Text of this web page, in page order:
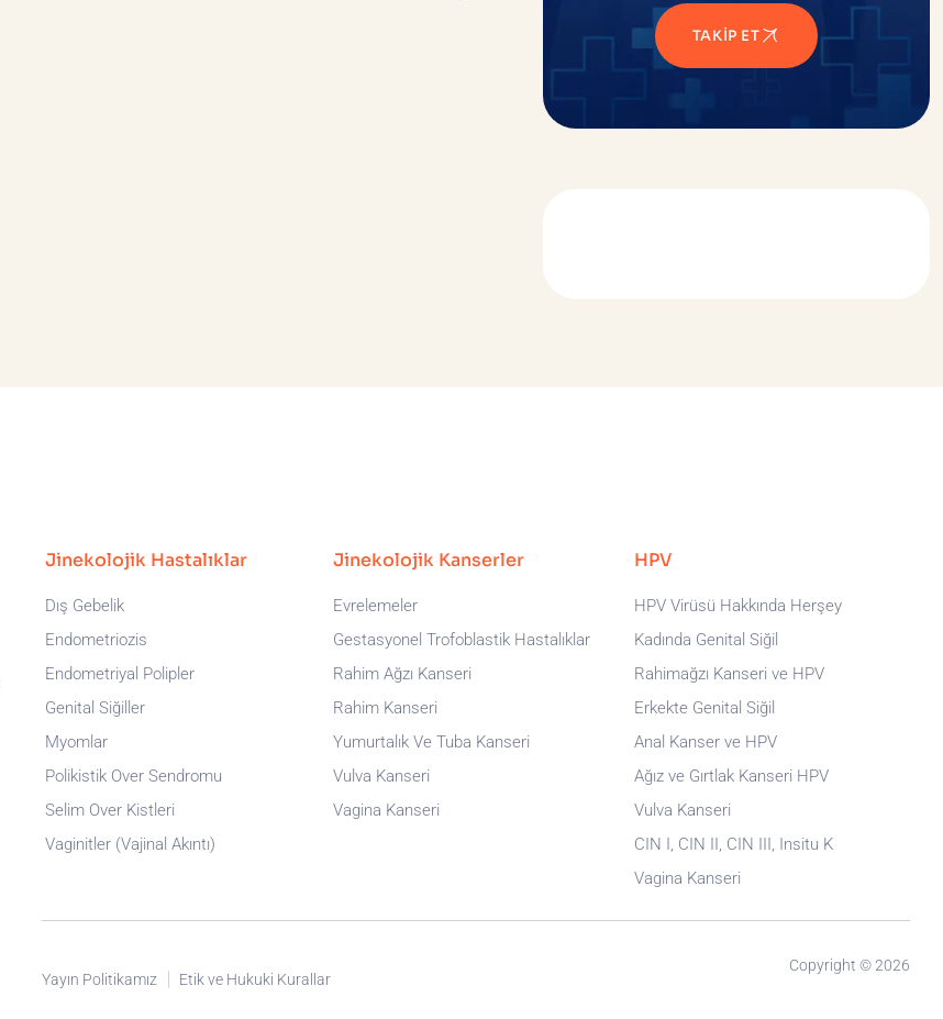
TAKIP ET
Jinekolojik Hastalıklar
Dış Gebelik
Endometriozis
Endometriyal Polipler
Genital Siğiller
Myomlar
Polikistik Over Sendromu
Selim Over Kistleri
Vaginitler (Vajinal Akıntı)
Jinekolojik Kanserler
Evrelemeler
Gestasyonel Trofoblastik Hastalıklar
Rahim Ağzı Kanseri
Rahim Kanseri
Yumurtalık Ve Tuba Kanseri
Vulva Kanseri
Vagina Kanseri
HPV
HPV Virüsü Hakkında Herşey
Kadında Genital Siğil
Rahimağzı Kanseri ve HPV
Erkekte Genital Siğil
Anal Kanser ve HPV
Ağız ve Gırtlak Kanseri HPV
Vulva Kanseri
CIN I, CIN II, CIN III, Insitu K
Vagina Kanseri
Copyright © 2026
Yayın Politikamız Etik ve Hukuki Kurallar